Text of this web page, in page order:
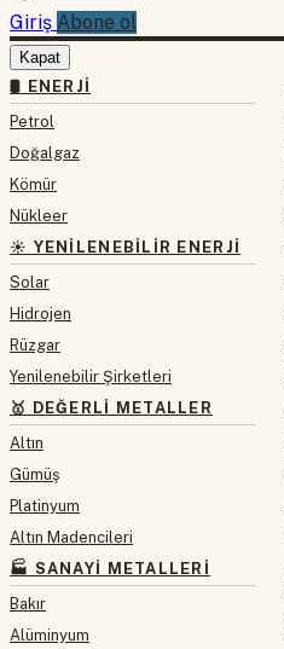
Giriş Abone ol
Kapat
🛢 ENERJI
Petrol
Doğalgaz
Kömür
Nükleer
☀️ YENILENEBILIR ENERJI
Solar
Hidrojen
Rüzgar
Yenilenebilir Şirketleri
🥇 DEĞERLI METALLER
Altın
Gümüş
Platinyum
Altın Madencileri
🏭 SANAYI METALLERI
Bakır
Alüminyum